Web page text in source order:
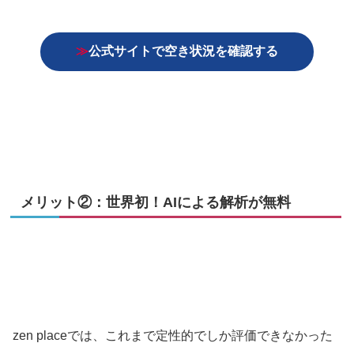
≫公式サイトで空き状況を確認する
メリット②：世界初！AIによる解析が無料
zen placeでは、これまで定性的でしか評価できなかった